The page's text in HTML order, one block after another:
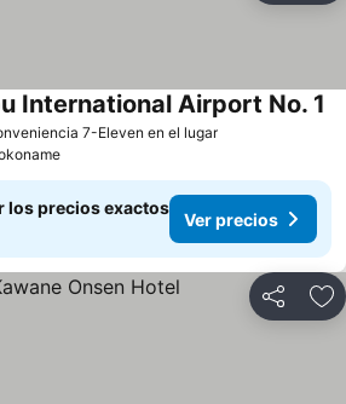
7-Eleven en el lugarVer precios
International Airport No. 1
los precios exactos
Ver precios
Compartir